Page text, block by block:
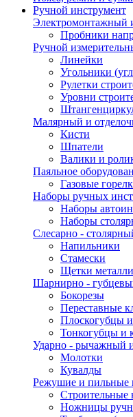
Ручной инструмент
Электромонтажный
Пробники
Ручной
Линейки
Угольники
Рулетки
Уровни
Малярный и
Кисти
Шпатели
Валики и
Паяльное
Газовые
Наборы ручных
Наборы
Наборы
Слесарно -
Напильники
Стамески
Щетки
Шарнирно -
Бокорезы
Переставные
Плоскогубцы
Тонкогубцы и
Ударно - рычажный
Молотки
Кувалды
Режушие и пильные
Строительные
Ножницы